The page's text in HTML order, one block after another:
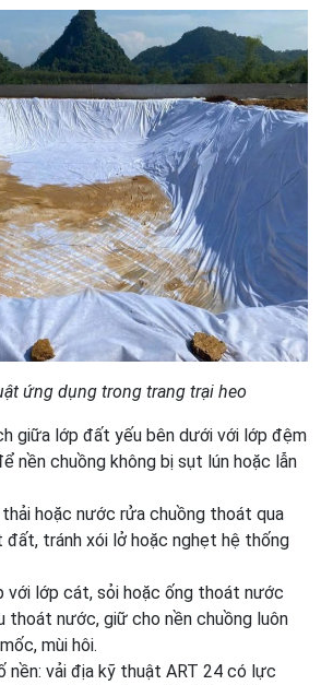
ứng dụng trong trang trại heo
giữa lớp đất yếu bên dưới với lớp đệm
nền chuồng không bị sụt lún hoặc lẫn
hoặc nước rửa chuồng thoát qua
đất, tránh xói lở hoặc nghẹt hệ thống
với lớp cát, sỏi hoặc ống thoát nước
thoát nước, giữ cho nền chuồng luôn
mùi hôi.
nền: vải địa kỹ thuật ART 24 có lực